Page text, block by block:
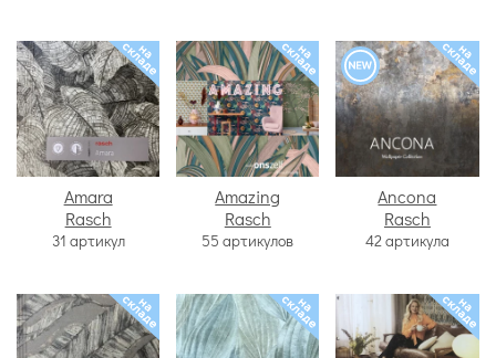
Amara
Rasch
31 артикул
Amazing
Rasch
55 артикулов
Ancona
Rasch
42 артикула